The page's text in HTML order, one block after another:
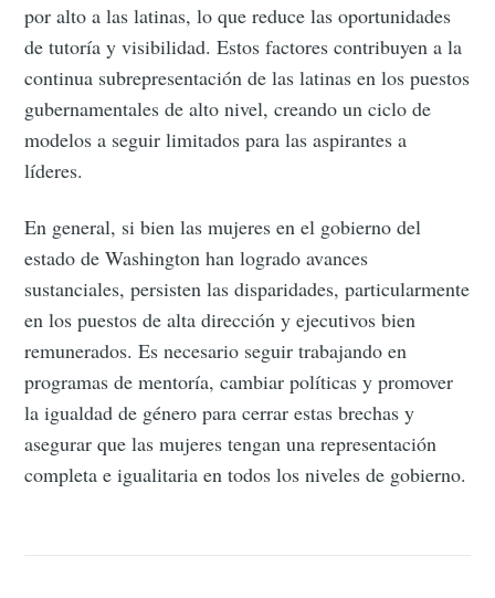
por alto a las latinas, lo que reduce las oportunidades
de tutoría y visibilidad. Estos factores contribuyen a la
continua subrepresentación de las latinas en los puestos
gubernamentales de alto nivel, creando un ciclo de
modelos a seguir limitados para las aspirantes a
líderes.
En general, si bien las mujeres en el gobierno del
estado de Washington han logrado avances
sustanciales, persisten las disparidades, particularmente
en los puestos de alta dirección y ejecutivos bien
remunerados. Es necesario seguir trabajando en
programas de mentoría, cambiar políticas y promover
la igualdad de género para cerrar estas brechas y
asegurar que las mujeres tengan una representación
completa e igualitaria en todos los niveles de gobierno.